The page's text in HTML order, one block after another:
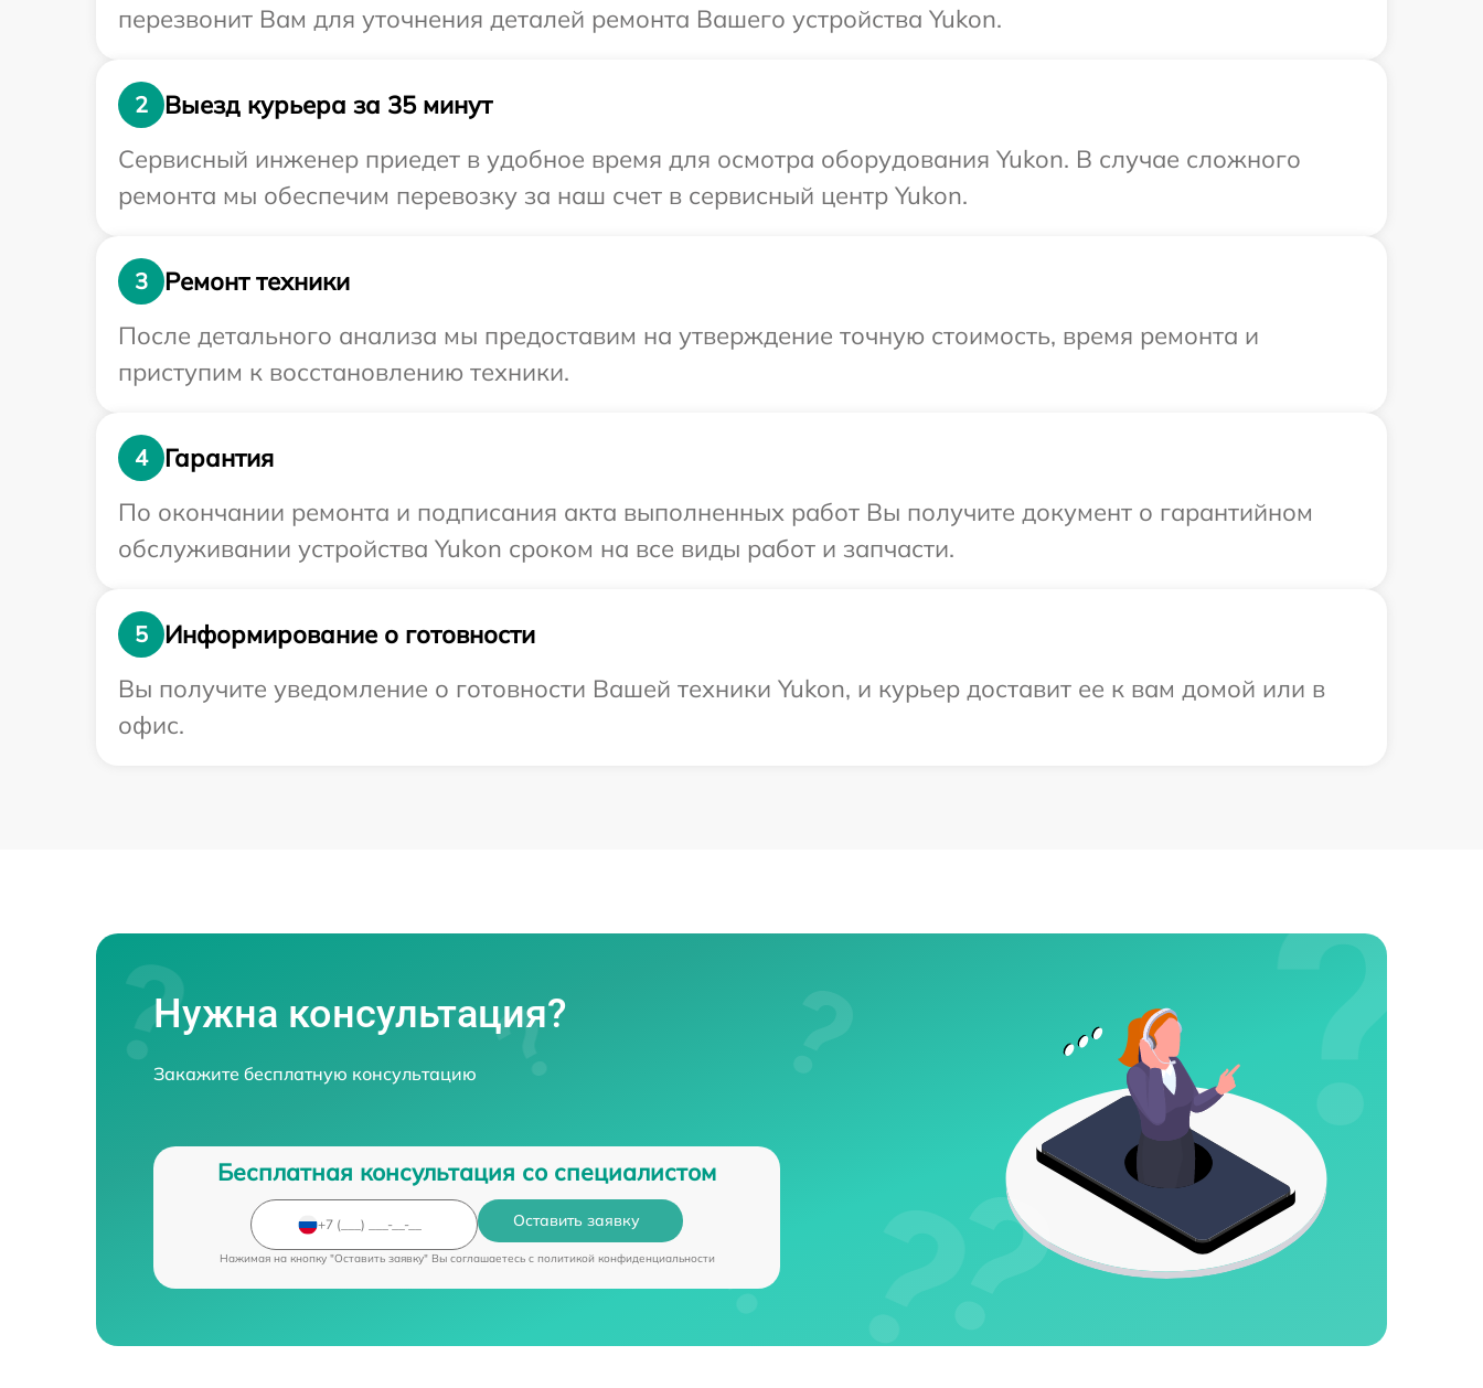
перезвонит Вам для уточнения деталей ремонта Вашего устройства Yukon.
2
Выезд курьера за 35 минут
Сервисный инженер приедет в удобное время для осмотра оборудования Yukon. В случае сложного
ремонта мы обеспечим перевозку за наш счет в сервисный центр Yukon.
3
Ремонт техники
После детального анализа мы предоставим на утверждение точную стоимость, время ремонта и
приступим к восстановлению техники.
4
Гарантия
По окончании ремонта и подписания акта выполненных работ Вы получите документ о гарантийном
обслуживании устройства Yukon сроком на все виды работ и запчасти.
5
Информирование о готовности
Вы получите уведомление о готовности Вашей техники Yukon, и курьер доставит ее к вам домой или в
офис.
Нужна консультация?
Закажите бесплатную консультацию
Бесплатная консультация со специалистом
Оставить заявку
Нажимая на кнопку "Оставить заявку" Вы соглашаетесь c политикой конфиденциальности